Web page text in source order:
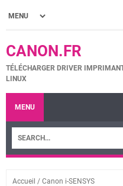
CANON.FR
TÉLÉCHARGER DRIVER
LINUX
MENU
Accueil / Canon i-SENSYS